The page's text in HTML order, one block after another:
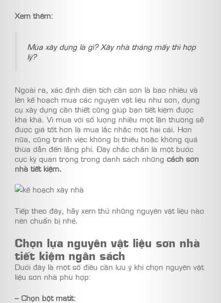
Xem thêm:
Mùa xây dựng là gì? Xây nhà tháng mấy thì hợp
lý?
Ngoài ra, xác định diện tích cần sơn là bao nhiêu và
lên kế hoạch mua các nguyên vật liệu như sơn, dụng
cụ xây dựng cần thiết cũng giúp bạn tiết kiệm được
kha khá. Vì mua với số lượng nhiều một lần thường sẽ
được giá tốt hơn là mua lắc nhắc một hai cái. Hơn
nữa, cũng tránh việc không bị thiếu hoặc không quá
thừa dẫn đến lãng phí. Đây chắc chắn là một bước
cực kỳ quan trọng trong danh sách những cách sơn
nhà tiết kiệm.
Tiếp theo đây, hãy xem thử những nguyên vật liệu nào
nên chuẩn bị nhé.
Chọn lựa nguyên vật liệu sơn nhà
tiết kiệm ngân sách
Dưới đây là một số điều cần lưu ý khi chọn nguyên vật
liệu sơn nhà phù hợp:
– Chọn bột matit: